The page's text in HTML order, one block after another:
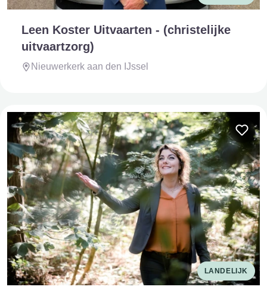
Leen Koster Uitvaarten - (christelijke
uitvaartzorg)
Nieuwerkerk aan den IJssel
LANDELIJK